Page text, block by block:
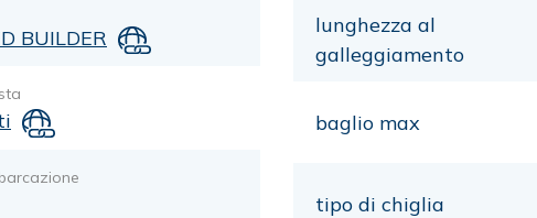
BUILDER
lunghezza al
galleggiamento
baglio max
tipo di chiglia